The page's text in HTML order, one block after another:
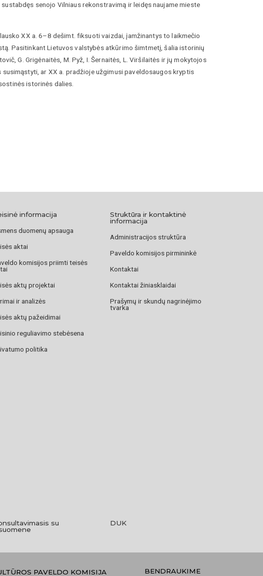
senojo Vilniaus rekonstravimą ir leidęs naujame mieste
XX a. 6–8 dešimt. fiksuoti vaizdai, įamžinantys to laikmečio
Pasitinkant Lietuvos valstybės atkūrimo šimtmetį, šalia istorinių
G. Grigėnaitės, M. Pyž, I. Šernaitės, L. Viršilaitės ir jų mokytojos
ar XX a. pradžioje užgimusi paveldosaugos kryptis
istorinės dalies.
informacija
duomenų apsauga
aktai
komisijos priimti teisės
aktų projektai
ir analizės
aktų pažeidimai
reguliavimo stebėsena
politika
Struktūra ir kontaktinė
informacija
Administracijos struktūra
Paveldo komisijos pirmininkė
Kontaktai
Kontaktai žiniasklaidai
Prašymų ir skundų nagrinėjimo
tvarka
su
DUK
PAVELDO KOMISIJA BENDRAUKIME